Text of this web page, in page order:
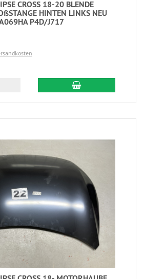
CROSS 18-20 BLENDE
HINTEN LINKS NEU
P4D/J717